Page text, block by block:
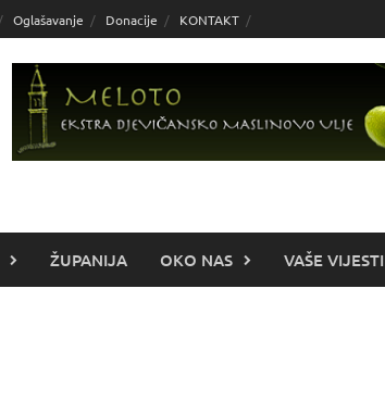
Oglašavanje Donacije KONTAKT
ŽUPANIJA OKO NAS VAŠE VIJESTI